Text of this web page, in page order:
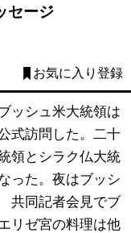
セージ
お気に入り登録
ッシュ米大統領は
式訪問した。二十
領とシラク仏大統
った。夜はブッシ
共同記者会見でブ
リゼ宮の料理は他